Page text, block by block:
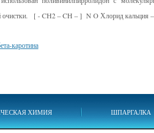
очистки. [ - CH2 – CH – ] N O Хлорид кальция
каротина
ХИМИЯ ШПАРГАЛКА